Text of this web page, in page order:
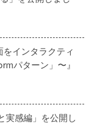
インタラクティ
パターン」〜』
実感編」を公開し